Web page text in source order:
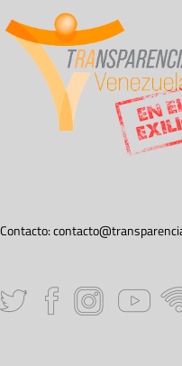
Contacto: